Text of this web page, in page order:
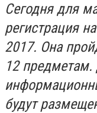
Сегодня для
регистрация на
2017. Она
12
будут